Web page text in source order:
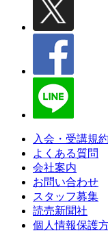
入会・受講規約
よくある質問
会社案内
お問い合わせ
スタッフ募集
読売新聞社
個人情報保護